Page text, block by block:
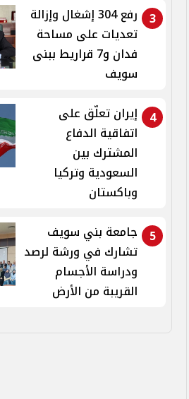
3
رفع 304 إشغال وإزالة
تعديات على مساحة
فدان و7 قراريط ببنى
سويف
4
إيران تعلّق على
اتفاقية الدفاع
المشترك بين
السعودية وتركيا
وباكستان
5
جامعة بني سويف
تشارك في ورشة لرصد
ودراسة الأجسام
القريبة من الأرض